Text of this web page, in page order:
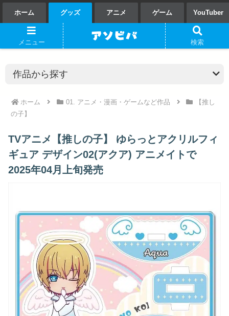
ホーム グッズ アニメ ゲーム YouTuber
ホーム 01. アニメ・漫画・ゲームなど作品
【推し
の子】
TVアニメ【推しの子】 ゆらっとアクリルフィ
ギュア デザイン02(アクア) アニメイトで
2025年04月上旬発売
メニュー 検索